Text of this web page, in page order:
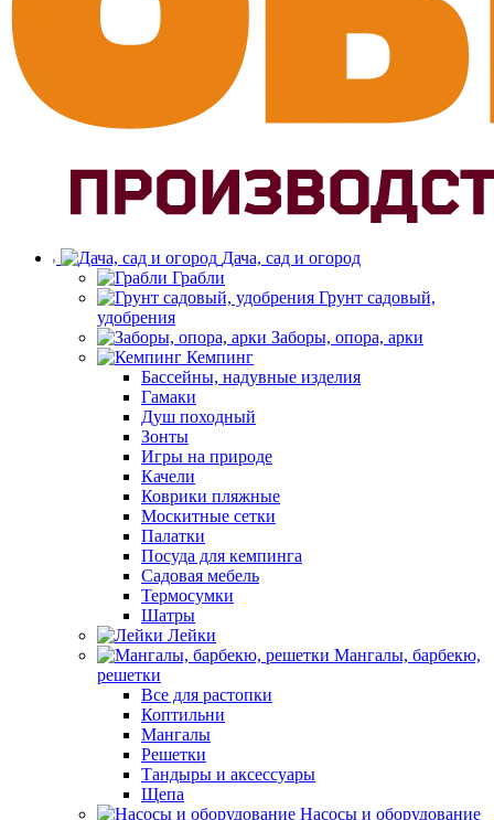
Дача, сад и огород
Грабли
Грунт садовый,
удобрения
Заборы, опора, арки
Кемпинг
Бассейны, надувные изделия
Гамаки
Душ походный
Зонты
Игры на природе
Качели
Коврики пляжные
Москитные сетки
Палатки
Посуда для кемпинга
Садовая мебель
Термосумки
Шатры
Лейки
Мангалы, барбекю,
решетки
Все для растопки
Коптильни
Мангалы
Решетки
Тандыры и аксессуары
Щепа
Насосы и оборудование